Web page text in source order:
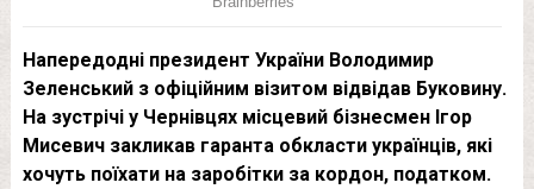
Напередодні президент України Володимир
Зеленський з офіційним візитом відвідав Буковину.
На зустрічі у Чернівцях місцевий бізнесмен Ігор
Мисевич закликав гаранта обкласти українців, які
хочуть поїхати на заробітки за кордон, податком.